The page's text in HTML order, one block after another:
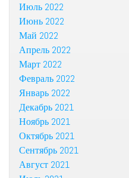
Июль 2022
Июнь 2022
Май 2022
Апрель 2022
Март 2022
Февраль 2022
Январь 2022
Декабрь 2021
Ноябрь 2021
Октябрь 2021
Сентябрь 2021
Август 2021